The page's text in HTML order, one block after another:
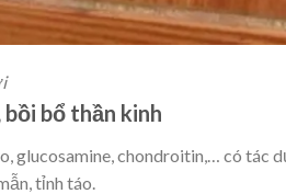
bổ thần kinh
glucosamine, chondroitin,… có tác
tỉnh táo.